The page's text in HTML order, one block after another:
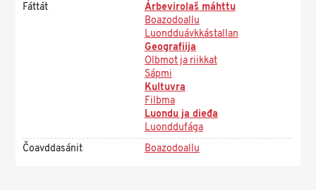
Fáttát
Árbevirolaš máhttu
Boazodoallu
Luondduávkkástallan
Geografiija
Olbmot ja riikkat
Sápmi
Kultuvra
Filbma
Luondu ja dieđa
Luonddufága
Čoavddasánit
Boazodoallu